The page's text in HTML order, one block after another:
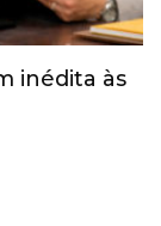
inédita às